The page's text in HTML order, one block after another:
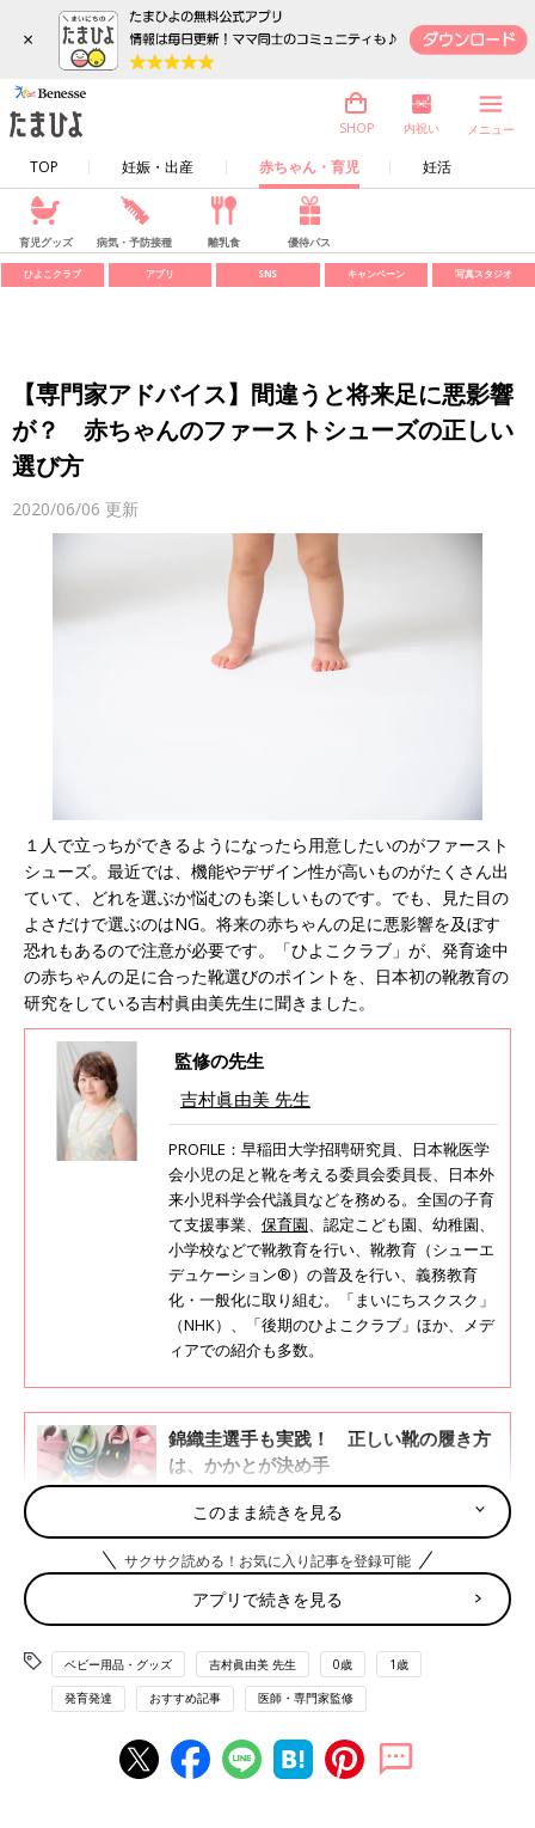
×
TOP 妊娠・出産 赤ちゃん・育児 妊活
SHOP 内祝い メニュー
育児グッズ 病気・予防接種 離乳食 優待パス
ひよこクラブ アプリ SNS キャンペーン 写真スタジオ
【専門家アドバイス】間違うと将来足に悪影響
が？ 赤ちゃんのファーストシューズの正しい
選び方
2020/06/06 更新
１人で立っちができるようになったら用意したいのがファースト
シューズ。最近では、機能やデザイン性が高いものがたくさん出
ていて、どれを選ぶか悩むのも楽しいものです。でも、見た目の
よさだけで選ぶのはNG。将来の赤ちゃんの足に悪影響を及ぼす
恐れもあるので注意が必要です。「ひよこクラブ」が、発育途中
の赤ちゃんの足に合った靴選びのポイントを、日本初の靴教育の
研究をしている吉村眞由美先生に聞きました。
監修の先生
吉村眞由美 先生
PROFILE：早稲田大学招聘研究員、日本靴医学
会小児の足と靴を考える委員会委員長、日本外
来小児科学会代議員などを務める。全国の子育
て支援事業、 保育園 、認定こども園、幼稚園、
小学校などで靴教育を行い、靴教育（シューエ
デュケーション®）の普及を行い、義務教育
化・一般化に取り組む。「まいにちスクスク」
（NHK）、「後期のひよこクラブ」ほか、メデ
ィアでの紹介も多数。
錦織圭選手も実践！ 正しい靴の履き方
は、かかとが決め手
靴の履かせ方、脱ぎ方に正しい方法があるのを
ご存じですか？ つま先で地面をトントンする
のは、実はNG！全国の保育園、幼稚園、小学
校などを巡り、子どもたちや先生、保護者たち
教育・シューエデュケーション®シューエデュ
ケーター®”吉村眞由美先生に、ファーストシ
ューズ選びのキホンや正しい靴の履かせ方につ
いて話を聞きました。
足首をしっかり支え、歩きやすい靴を選んで
ファーストシューズの買い時は、赤ちゃんがどこにもつかまら
ず、4～5歩くらい歩けるようになったらを目安にしましょう。
１才前後の赤ちゃんの足の骨はほとんどが軟骨でできているた
め、立ったときに不安定なのが特徴です。大人の足と比べてかか
と幅の比率が小さく、足先が広い扇形をしており、土踏まずはま
このまま続きを見る
サクサク読める！お気に入り記事を登録可能
アプリで続きを見る
ベビー用品・グッズ 吉村眞由美 先生 0歳 1歳
発育発達 おすすめ記事 医師・専門家監修